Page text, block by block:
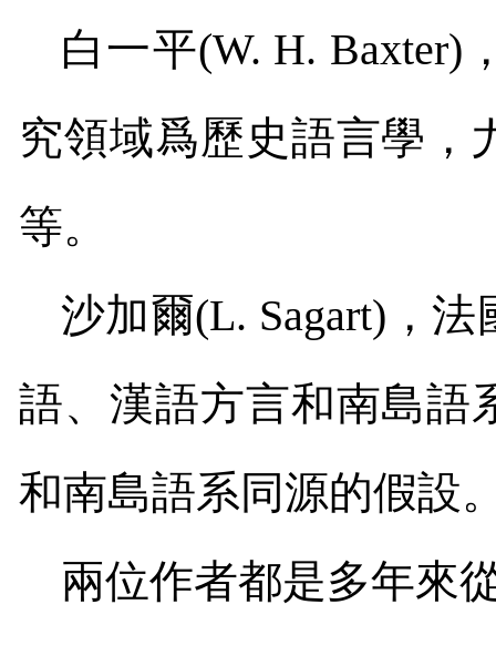
白一平(W. H. Baxter)
究領域爲歷史語言學，
等。
沙加爾(L. Sagart) ，
語、漢語方言和南島語
和南島語系同源的假設
兩位作者都是多年來